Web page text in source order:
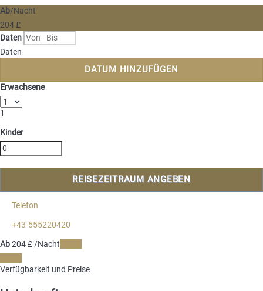
Ab/Nacht
204£
Daten
Daten
DATUM HINZUFÜGEN
Erwachsene
1
Kinder
REISEZEITRAUM ANGEBEN
Telefon
+43-555220420
Ab204£/Nacht
Verfügbarkeit und Preise